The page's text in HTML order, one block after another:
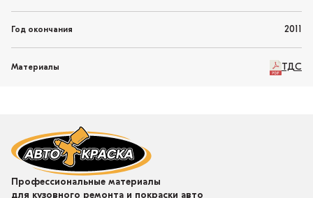
Год окончания 2011
Материалы ТДС
Профессиональные материалы
для кузовного ремонта и покраски авто